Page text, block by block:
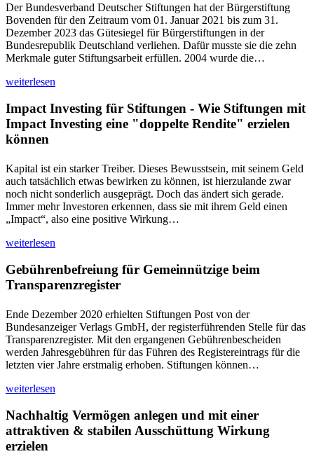
Der Bundesverband Deutscher Stiftungen hat der Bürgerstiftung
Bovenden für den Zeitraum vom 01. Januar 2021 bis zum 31.
Dezember 2023 das Gütesiegel für Bürgerstiftungen in der
Bundesrepublik Deutschland verliehen. Dafür musste sie die zehn
Merkmale guter Stiftungsarbeit erfüllen. 2004 wurde die…
weiterlesen
Impact Investing für Stiftungen - Wie Stiftungen mit
Impact Investing eine "doppelte Rendite" erzielen
können
Kapital ist ein starker Treiber. Dieses Bewusstsein, mit seinem Geld
auch tatsächlich etwas bewirken zu können, ist hierzulande zwar
noch nicht sonderlich ausgeprägt. Doch das ändert sich gerade.
Immer mehr Investoren erkennen, dass sie mit ihrem Geld einen
„Impact“, also eine positive Wirkung…
weiterlesen
Gebührenbefreiung für Gemeinnützige beim
Transparenzregister
Ende Dezember 2020 erhielten Stiftungen Post von der
Bundesanzeiger Verlags GmbH, der registerführenden Stelle für das
Transparenzregister. Mit den ergangenen Gebührenbescheiden
werden Jahresgebühren für das Führen des Registereintrags für die
letzten vier Jahre erstmalig erhoben. Stiftungen können…
weiterlesen
Nachhaltig Vermögen anlegen und mit einer
attraktiven & stabilen Ausschüttung Wirkung
erzielen